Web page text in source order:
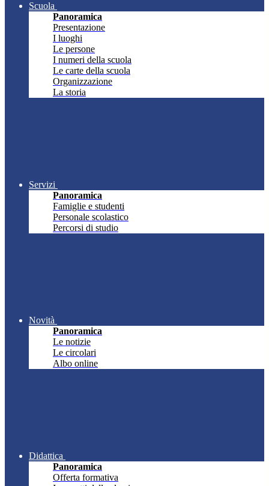
Scuola
Panoramica
Presentazione
I luoghi
Le persone
I numeri della scuola
Le carte della scuola
Organizzazione
La storia
Servizi
Panoramica
Famiglie e studenti
Personale scolastico
Percorsi di studio
Novità
Panoramica
Le notizie
Le circolari
Albo online
Didattica
Panoramica
Offerta formativa